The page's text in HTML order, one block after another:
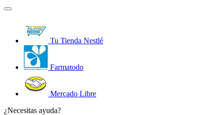
Tu Tienda Nestlé
Farmatodo
Mercado Libre
¿Necesitas ayuda?